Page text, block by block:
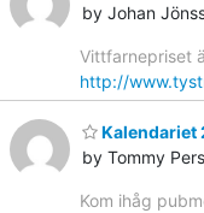
by Johan
Vittfarnepriset
http://
Kalendariet
by Tommy
Kom ihåg